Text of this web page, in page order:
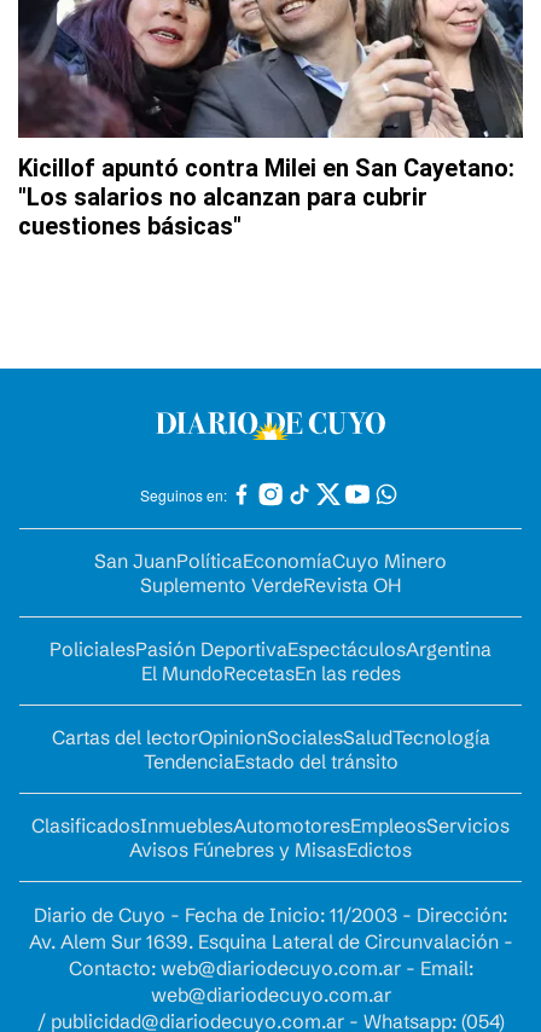
Kicillof apuntó contra Milei en San Cayetano:
"Los salarios no alcanzan para cubrir
cuestiones básicas"
Seguinos en:
San JuanPolíticaEconomíaCuyo Minero
Suplemento VerdeRevista OH
PolicialesPasión DeportivaEspectáculosArgentina
El MundoRecetasEn las redes
Cartas del lectorOpinionSocialesSaludTecnología
TendenciaEstado del tránsito
ClasificadosInmueblesAutomotoresEmpleosServicios
Avisos Fúnebres y MisasEdictos
Diario de Cuyo - Fecha de Inicio: 11/2003 - Dirección:
Av. Alem Sur 1639. Esquina Lateral de Circunvalación -
Contacto: web@diariodecuyo.com.ar- Email:
web@diariodecuyo.com.ar
/ publicidad@diariodecuyo.com.ar- Whatsapp: (054)